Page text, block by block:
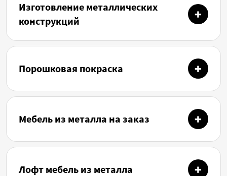
Изготовление металлических
конструкций
Порошковая покраска
Мебель из металла на заказ
Лофт мебель из металла